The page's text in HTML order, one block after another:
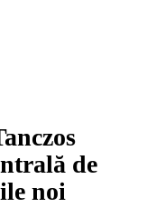
de
noi